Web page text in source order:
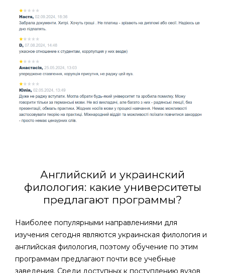
Английский и украинский
филология: какие университеты
предлагают программы?
Наиболее популярными направлениями для
изучения сегодня являются украинская филология и
английская филология, поэтому обучение по этим
программам предлагают почти все учебные
заведения. Среди доступных к поступлению вузов